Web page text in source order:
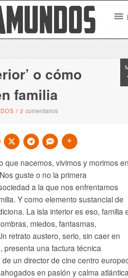
o cómo
familia
/2comentarios
que nacemos, vivimos y morimos
guste o no la primera
a la que nos enfrentamos
Y como elemento sustancial de
La isla interior es eso, familia
miedos, fantasmas,
retrato austero, serio, sin caer en
presenta una factura técnica
un director de cine centro
en pasión y calma